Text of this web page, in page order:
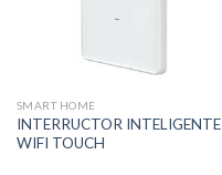
SMART HOME
INTERRUCTOR INTELIGENTE
WIFI TOUCH